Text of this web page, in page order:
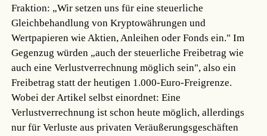
Fraktion: „Wir setzen uns für eine steuerliche
Gleichbehandlung von Kryptowährungen und
Wertpapieren wie Aktien, Anleihen oder Fonds ein." Im
Gegenzug würden „auch der steuerliche Freibetrag wie
auch eine Verlustverrechnung möglich sein", also ein
Freibetrag statt der heutigen 1.000-Euro-Freigrenze.
Wobei der Artikel selbst einordnet: Eine
Verlustverrechnung ist schon heute möglich, allerdings
nur für Verluste aus privaten Veräußerungsgeschäften